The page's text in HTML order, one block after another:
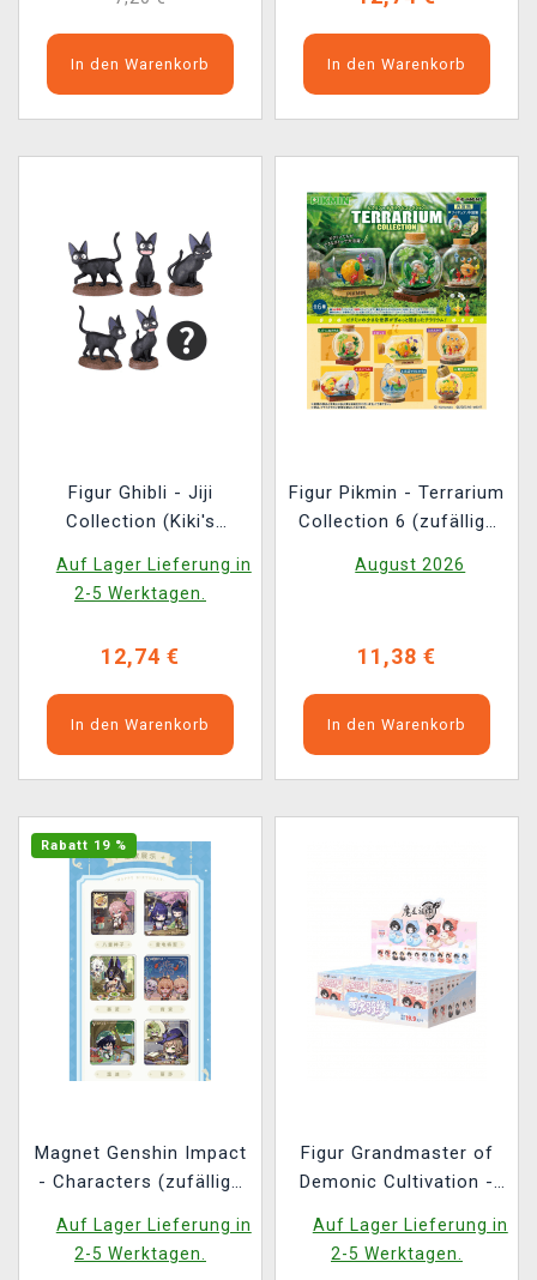
In den Warenkorb In den Warenkorb
Figur Ghibli - Jiji
Collection (Kiki's
(zufällige Auswahl)
Auf Lager Lieferung in
2-5 Werktagen.
12,74 €
In den Warenkorb
Figur Pikmin - Terrarium
Collection 6 (zufällige
August 2026
11,38 €
In den Warenkorb
Rabatt 19 %
Magnet Genshin Impact
- Characters (zufällige
Auf Lager Lieferung in
2-5 Werktagen.
Figur Grandmaster of
Demonic Cultivation -
Series (zufällige
Auswahl)
Auf Lager Lieferung in
2-5 Werktagen.